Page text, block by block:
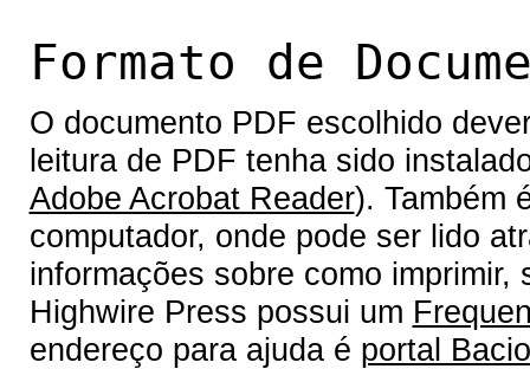
Formato de
O documento PDF escolhido
leitura de PDF tenha sido
Adobe Acrobat Reader). Também
computador, onde pode ser lido
informações sobre como
Highwire Press possui um
endereço para ajuda é portal